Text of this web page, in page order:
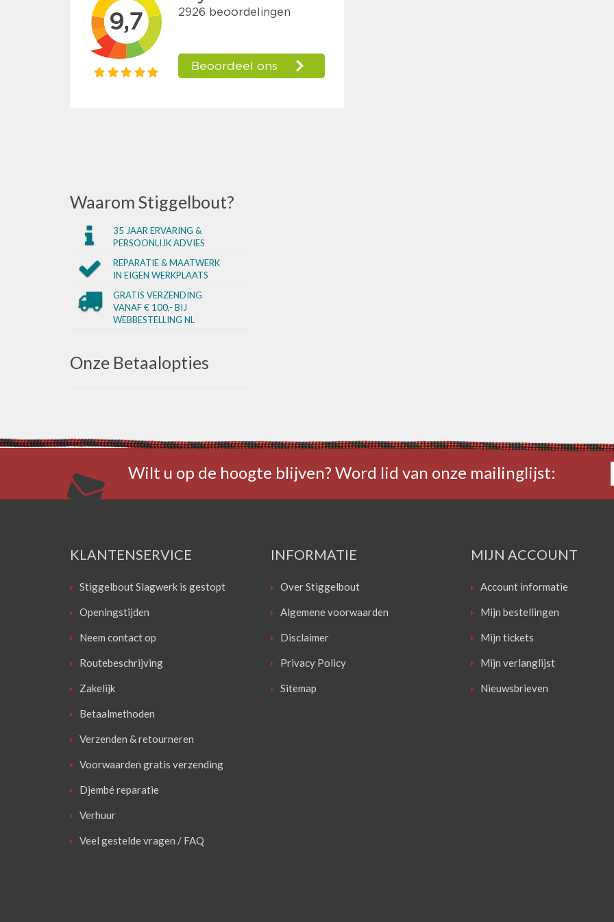
Waarom Stiggelbout?
35 JAAR ERVARING &
PERSOONLIJK ADVIES
REPARATIE & MAATWERK
IN EIGEN WERKPLAATS
GRATIS VERZENDING
VANAF € 100,- BIJ
WEBBESTELLING NL
Onze Betaalopties
Wilt u op de hoogte blijven? Word lid van onze mailinglijst:
KLANTENSERVICE
Stiggelbout Slagwerk is gestopt
Openingstijden
Neem contact op
Routebeschrijving
Zakelijk
Betaalmethoden
Verzenden & retourneren
Voorwaarden gratis verzending
Djembé reparatie
Verhuur
Veel gestelde vragen / FAQ
INFORMATIE
Over Stiggelbout
Algemene voorwaarden
Disclaimer
Privacy Policy
Sitemap
MIJN ACCOUNT
Account informatie
Mijn bestellingen
Mijn tickets
Mijn verlanglijst
Nieuwsbrieven